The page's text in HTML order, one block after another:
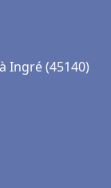
Ingré (45140)